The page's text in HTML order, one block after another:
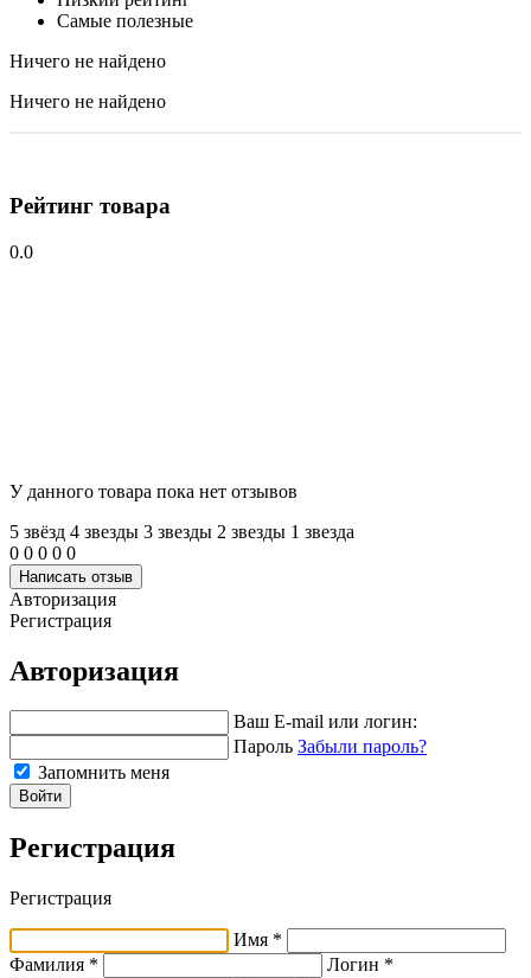
Самые полезные
Ничего не найдено
Ничего не найдено
Рейтинг товара
0.0
У данного товара пока нет отзывов
5 звёзд 4 звeзды 3 звeзды 2 звeзды 1 звeзда
0 0 0 0 0
Написать отзыв
Авторизация
Регистрация
Авторизация
Ваш E-mail или логин:
Пароль Забыли пароль?
Запомнить меня
Войти
Регистрация
Регистрация
Имя *
Фамилия *
Логин *